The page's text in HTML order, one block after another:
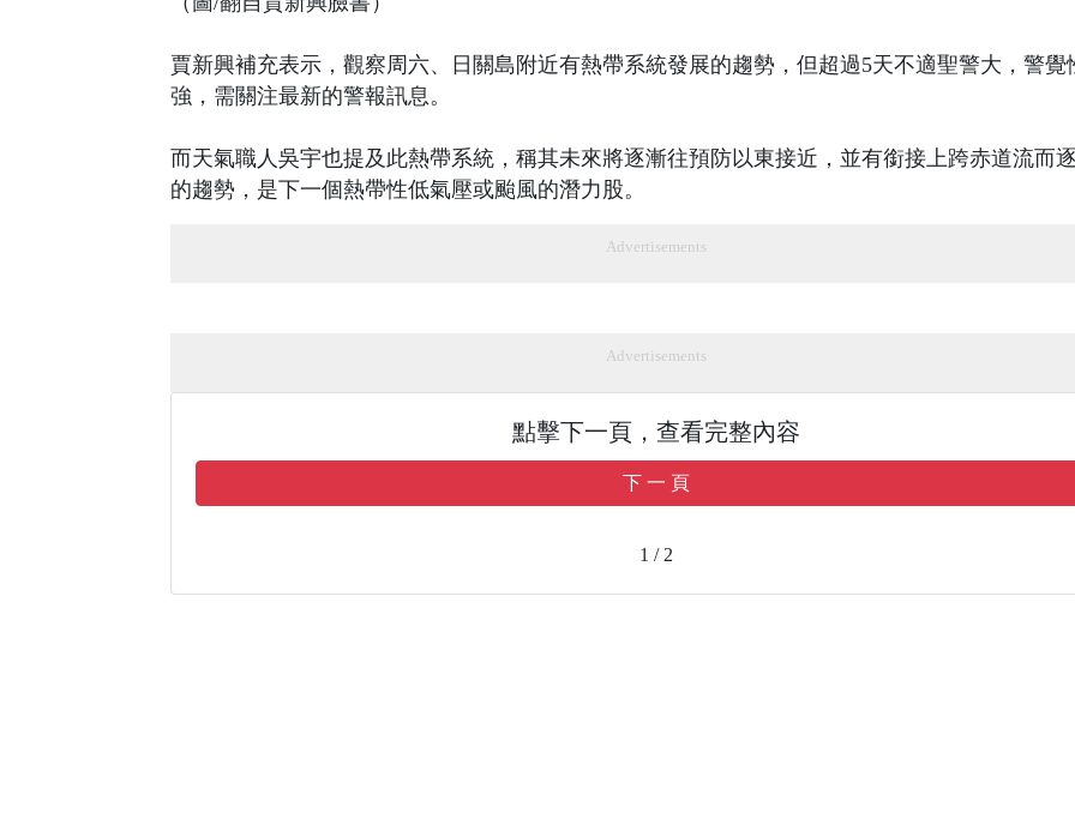
賈新興補充表示，觀察周六、日關島附近有熱帶系統發展的趨勢，但超過5天不適聖警大，警覺
強，需關注最新的警報訊息。
而天氣職人吳宇也提及此熱帶系統，稱其未來將逐漸往預防以東接近，並有銜接上跨赤道流而
的趨勢，是下一個熱帶性低氣壓或颱風的潛力股。
Advertisements
Advertisements
點擊下一頁，查看完整內容
下 一 頁
1 / 2